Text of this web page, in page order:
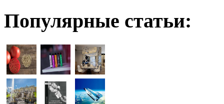
Популярные статьи: